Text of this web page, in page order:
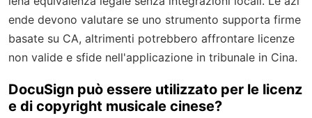
ende devono valutare se uno strumento supporta firme
basate su CA, altrimenti potrebbero affrontare licenze
non valide e sfide nell'applicazione in tribunale in Cina.
DocuSign può essere utilizzato per le licenz
e di copyright musicale cinese?